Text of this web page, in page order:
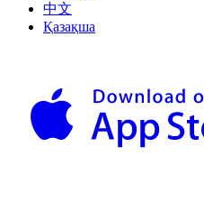
中文
Қазақша